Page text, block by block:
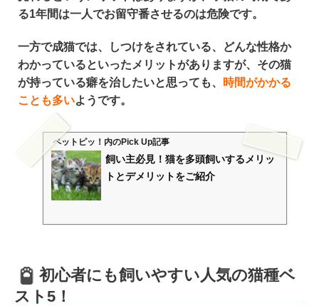
る1年間は一人でお留守番させるのは危険です。
一方で成猫では、
しつけをされている、どんな性格か
わかっているといったメリットがありますが、その猫
が持っている癖を治したいと思っても、
時間がかかる
ことも多いようです。
ペットピッ！ 内のPick Up記事
飼い主必見！猫を多頭飼いするメリッ
トとデメリットをご紹介
初心者にも飼いやすい人気の猫種ベ
スト5！